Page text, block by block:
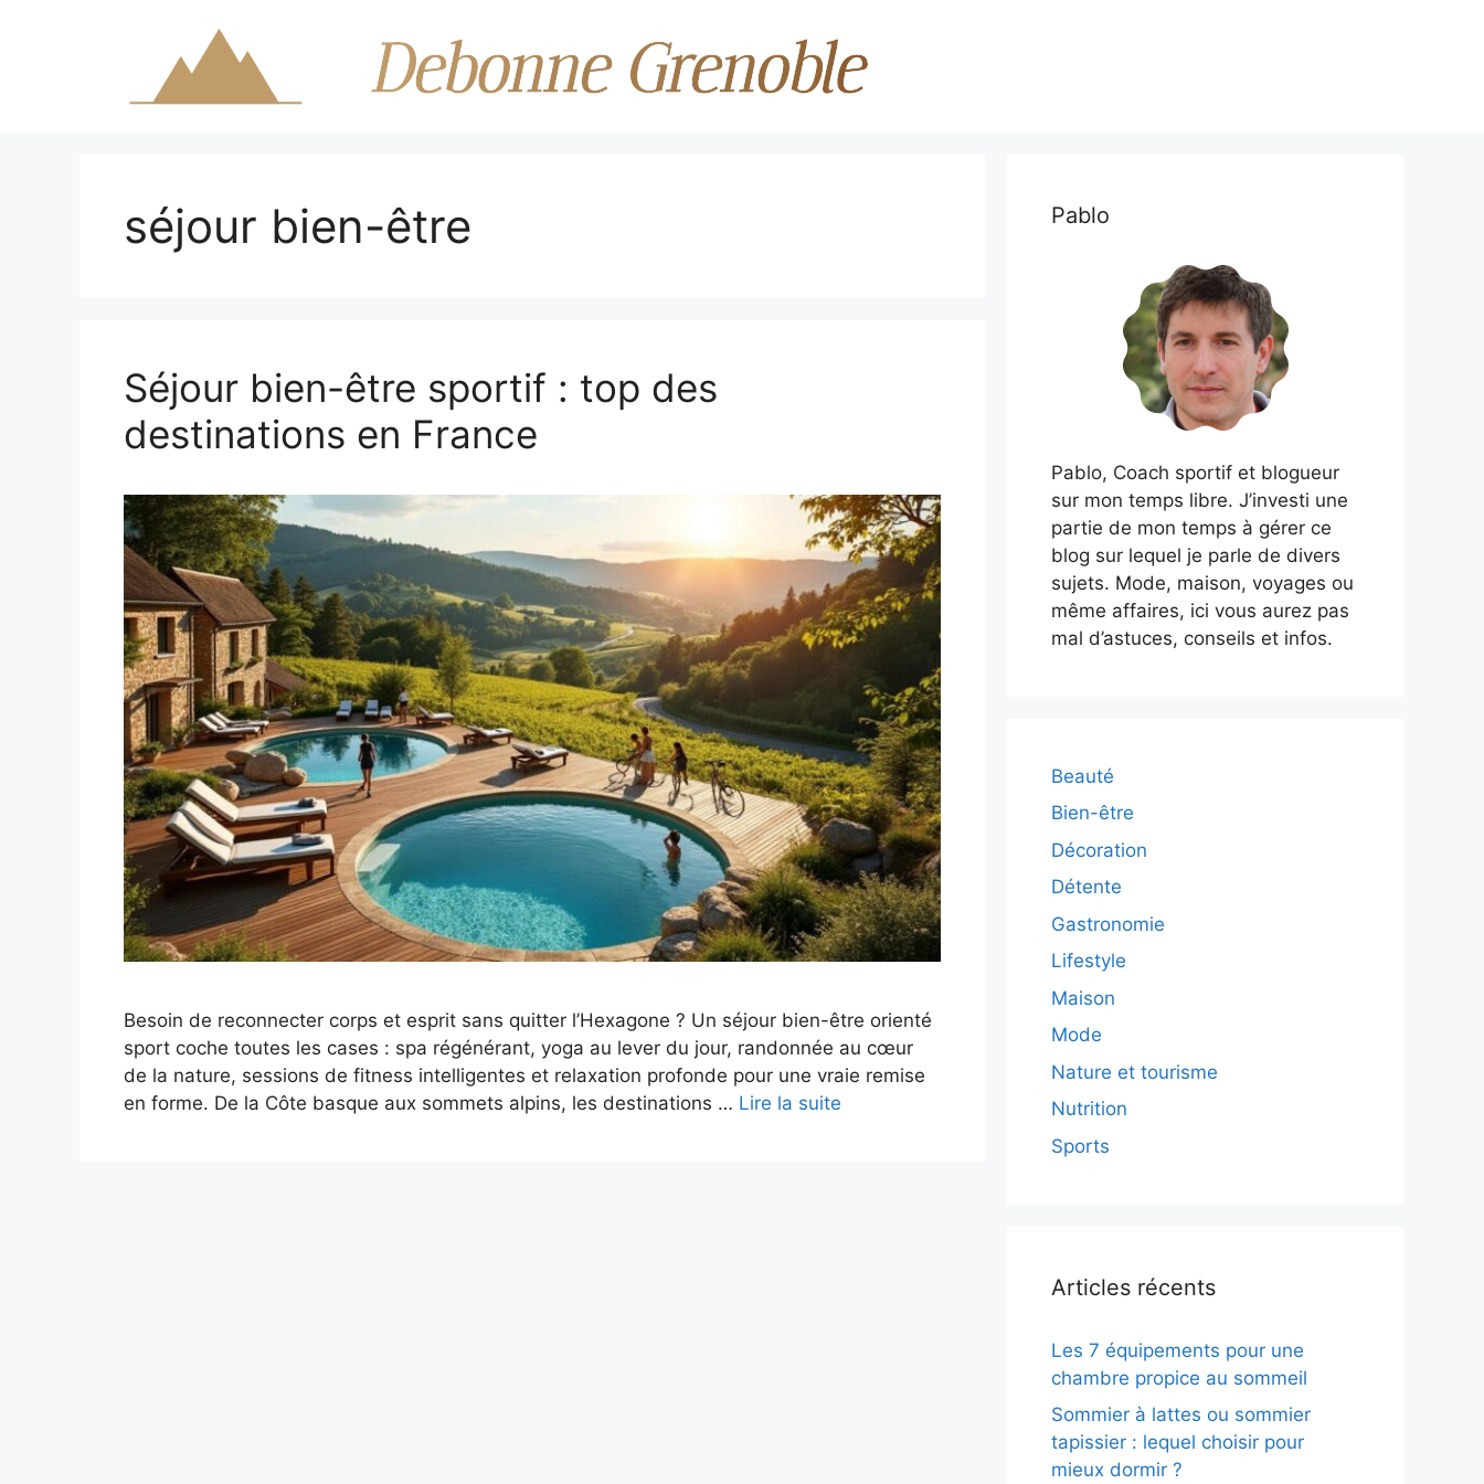
séjour bien-être
Séjour bien-être sportif : top des
destinations en France
Besoin de reconnecter corps et esprit sans quitter l’Hexagone ? Un séjour bien-être orienté
sport coche toutes les cases : spa régénérant, yoga au lever du jour, randonnée au cœur
de la nature, sessions de fitness intelligentes et relaxation profonde pour une vraie remise
en forme. De la Côte basque aux sommets alpins, les destinations … Lire la suite
Pablo
Pablo, Coach sportif et blogueur
sur mon temps libre. J’investi une
partie de mon temps à gérer ce
blog sur lequel je parle de divers
sujets. Mode, maison, voyages ou
même affaires, ici vous aurez pas
mal d’astuces, conseils et infos.
Beauté
Bien-être
Décoration
Détente
Gastronomie
Lifestyle
Maison
Mode
Nature et tourisme
Nutrition
Sports
Articles récents
Les 7 équipements pour une
chambre propice au sommeil
Sommier à lattes ou sommier
tapissier : lequel choisir pour
mieux dormir ?